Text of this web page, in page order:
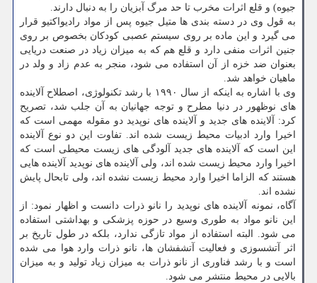
جیوه) و قلع اثرات مخرب تا حد مرگ آبزیان را به دنبال دارند.
به قول وی در دسته بندی ها متیل جیوه پس از مواد رادیواکتیو قرار
می گیرد و این ماده بر روی سیستم عصبی کودکان بخصوص بر روی
جنین اثرات منفی دارد و قلع هم که به میزان زیاد در صنعت دریایی
بعنوان ضد خزه از آن استفاده می شود، منجر به عدم زاد و ولد در
ماهیان خواهد شد.
وی با اشاره به اینکه از سال ۱۹۹۰ با رشد تکنولوژی، اصطلاح آلاینده
های نوظهور در دنیا مطرح و توجه جهانیان به آن جلب شد، تصریح
کرد: آلاینده های جدید و آلاینده های نوپدید دو مقوله مهمی است که
اخیرا وارد ادبیات محیط زیست شده اند. تفاوت این دو نوع آلاینده
این است که آلاینده های جدید آلودگی های زیست محیطی است که
اخیرا وارد محیط زیست شده اند، ولی آلاینده های نوپدید آلاینده هایی
هستند که الزاما اخیرا وارد محیط زیست نشده اند، ولی تابحال پایش
نشده اند.
آگاه، نمونه آلاینده های نوپدید را نانو ذرات دانست و اظهار نمود: از
این نانو مواد به طوری وسیع در حوزه پزشکی و بهداشتی استفاده
می شود. البته استفاده از مواد تازگی ندارد، بلکه در طول تاریخ بر
اثر آتشسوزی و فعالیت آتشفشان ها، نانو ذرات وارد هوا می شده
است و با رشد فناوری از نانو ذرات به میزان زیاد تولید و به میزان
بالایی در محیط منتشر می شود.